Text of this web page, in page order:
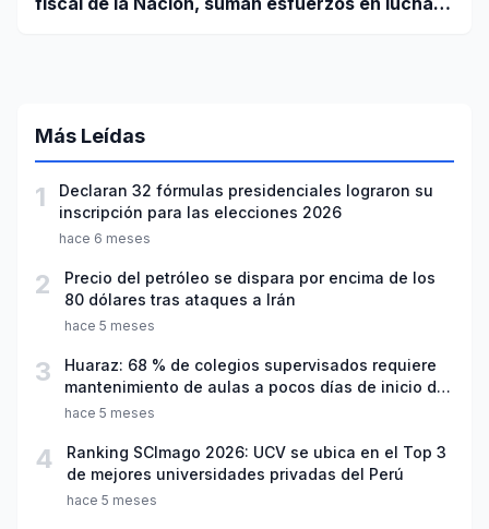
Más Leídas
1
Declaran 32 fórmulas presidenciales lograron su
inscripción para las elecciones 2026
hace 6 meses
2
Precio del petróleo se dispara por encima de los
80 dólares tras ataques a Irán
hace 5 meses
3
Huaraz: 68 % de colegios supervisados requiere
mantenimiento de aulas a pocos días de inicio del
año escolar 2026
hace 5 meses
4
Ranking SCImago 2026: UCV se ubica en el Top 3
de mejores universidades privadas del Perú
hace 5 meses